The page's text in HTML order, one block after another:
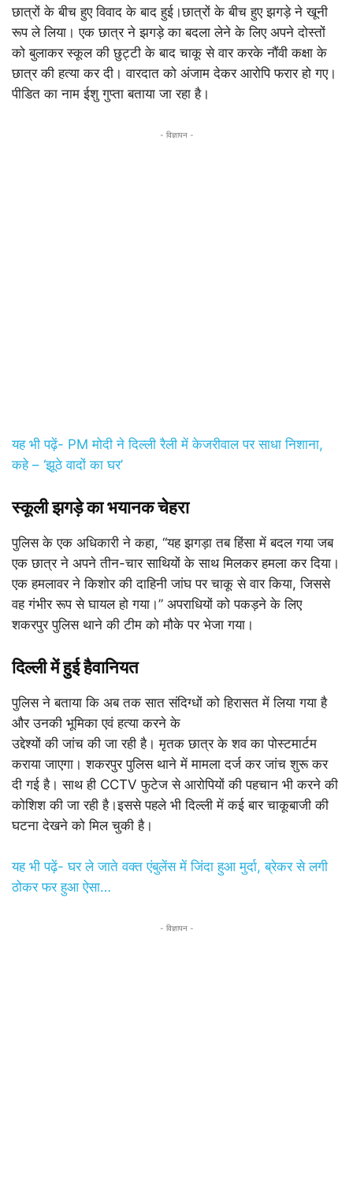
छात्रों के बीच हुए विवाद के बाद हुई।छात्रों के बीच हुए झगड़े ने खूनी
रूप ले लिया। एक छात्र ने झगड़े का बदला लेने के लिए अपने दोस्तों
को बुलाकर स्कूल की छुट्टी के बाद चाकू से वार करके नौंवी कक्षा के
छात्र की हत्या कर दी। वारदात को अंजाम देकर आरोपि फरार हो गए।
पीडित का नाम ईशु गुप्ता बताया जा रहा है।
- विज्ञापन -
यह भी पढ़ें- PM मोदी ने दिल्ली रैली में केजरीवाल पर साधा निशाना,
कहे – ‘झूठे वादों का घर’
स्कूली झगड़े का भयानक चेहरा
पुलिस के एक अधिकारी ने कहा, ‘‘यह झगड़ा तब हिंसा में बदल गया जब
एक छात्र ने अपने तीन-चार साथियों के साथ मिलकर हमला कर दिया।
एक हमलावर ने किशोर की दाहिनी जांघ पर चाकू से वार किया, जिससे
वह गंभीर रूप से घायल हो गया।” अपराधियों को पकड़ने के लिए
शकरपुर पुलिस थाने की टीम को मौके पर भेजा गया।
दिल्ली में हुई हैवानियत
पुलिस ने बताया कि अब तक सात संदिग्धों को हिरासत में लिया गया है
और उनकी भूमिका एवं हत्या करने के
उद्देश्यों की जांच की जा रही है। मृतक छात्र के शव का पोस्टमार्टम
कराया जाएगा। शकरपुर पुलिस थाने में मामला दर्ज कर जांच शुरू कर
दी गई है। साथ ही CCTV फुटेज से आरोपियों की पहचान भी करने की
कोशिश की जा रही है।इससे पहले भी दिल्ली में कई बार चाकूबाजी की
घटना देखने को मिल चुकी है।
यह भी पढ़ें- घर ले जाते वक्त एंबुलेंस में जिंदा हुआ मुर्दा, ब्रेकर से लगी
ठोकर फर हुआ ऐसा…
- विज्ञापन -